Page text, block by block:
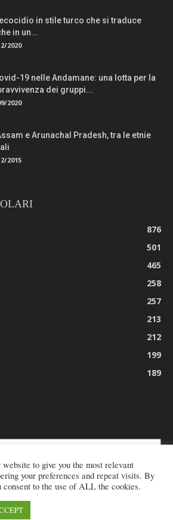
in stile turco che si traduce
in un...
2020
19 nelle Andamane: una lotta per la
dei gruppi...
2020
e Arunachal Pradesh, tra le etnie
2015
876
501
465
258
257
213
212
199
189
All rights reserved - Etnie -
to give you the most relevant
your preferences and repeat visits. By
to the use of ALL the cookies.